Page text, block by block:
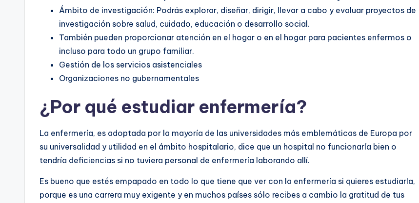
Ámbito de investigación: Podrás explorar, diseñar, dirigir, llevar a cabo y evaluar proyectos de
investigación sobre salud, cuidado, educación o desarrollo social.
También pueden proporcionar atención en el hogar o en el hogar para pacientes enfermos o
incluso para todo un grupo familiar.
Gestión de los servicios asistenciales
Organizaciones no gubernamentales
¿Por qué estudiar enfermería?
La enfermería, es adoptada por la mayoría de las universidades más emblemáticas de Europa por
su universalidad y utilidad en el ámbito hospitalario, dice que un hospital no funcionaría bien o
tendría deficiencias si no tuviera personal de enfermería laborando allí.
Es bueno que estés empapado en todo lo que tiene que ver con la enfermería si quieres estudiarla,
porque es una carrera muy exigente y en muchos países sólo recibes a cambio la gratitud de tus